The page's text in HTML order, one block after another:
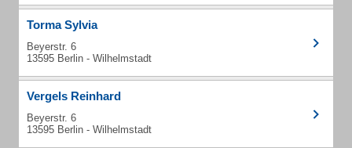
Torma Sylvia
Beyerstr. 6
13595 Berlin - Wilhelmstadt
Vergels Reinhard
Beyerstr. 6
13595 Berlin - Wilhelmstadt